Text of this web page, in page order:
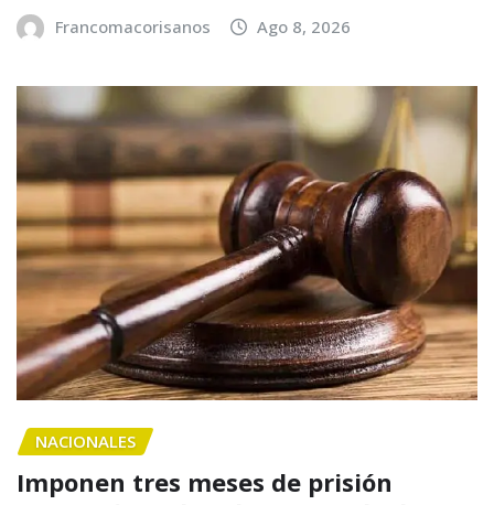
Francomacorisanos Ago 8, 2026
NACIONALES
Imponen tres meses de prisión